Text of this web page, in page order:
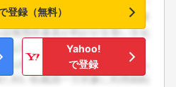
登録（無料）
Yahoo!
で登録